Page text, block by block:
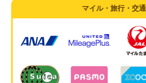
マイル・旅行・交通